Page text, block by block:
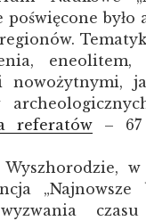
poświęcone
nowożytnymi,
referatów – 67
czasu